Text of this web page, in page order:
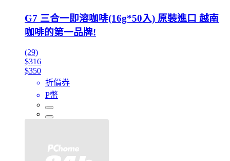
G7 三合一即溶咖啡(16g*50入) 原裝進口 越南
咖啡的第一品牌!
(29)
$316
$350
折價券
P幣